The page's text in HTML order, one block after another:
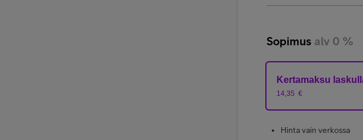
Sopimus alv 0 %
Kertamaksu
14,35 €
Hinta vain verkossa